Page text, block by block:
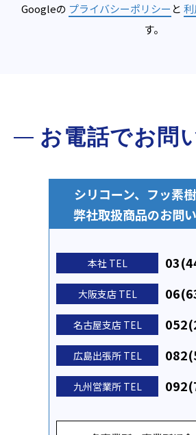
Googleの プライバシーポリシー と
す。
お電話でお問
シリコーン、フッ素
弊社取扱商品のお問
本社 TEL
⼤阪⽀店 TEL
名古屋支店 TEL
広島出張所 TEL
九州営業所 TEL